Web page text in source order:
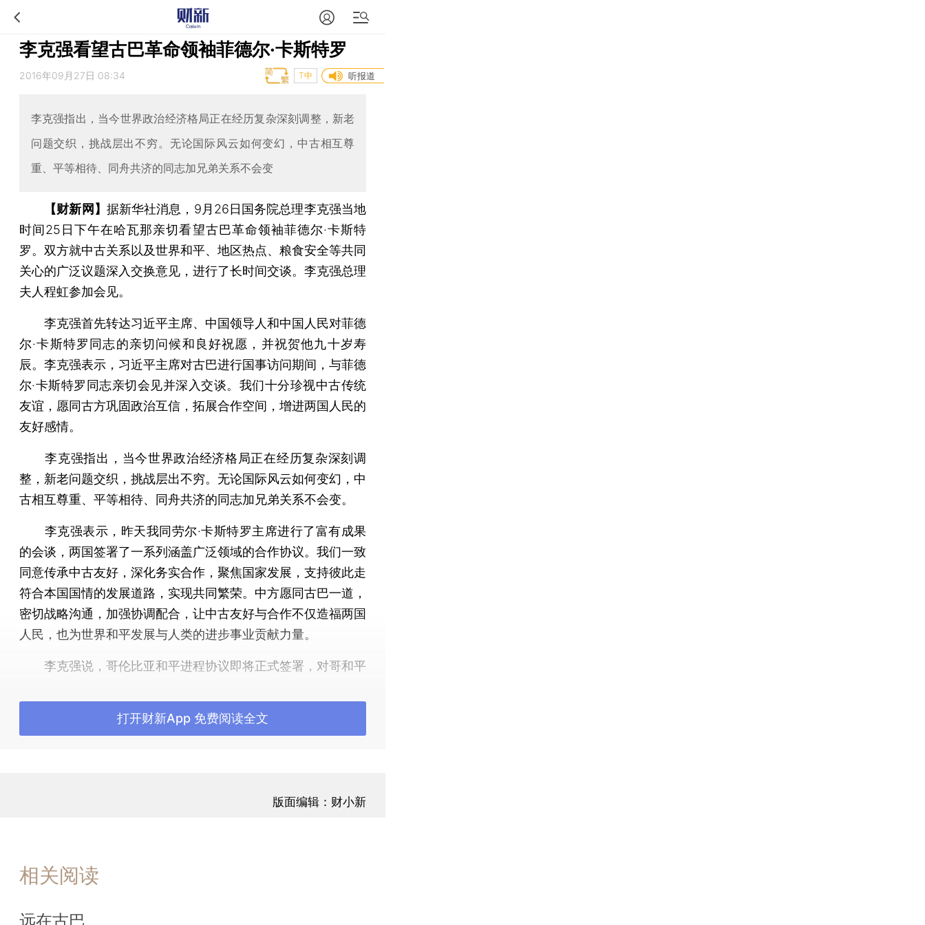
李克强看望古巴革命领袖菲德尔·卡斯特罗
2016年09月27日 08:34 听报道
T中
李克强指出，当今世界政治经济格局正在经历复杂深刻调整，新老
问题交织，挑战层出不穷。无论国际风云如何变幻，中古相互尊
重、平等相待、同舟共济的同志加兄弟关系不会变
【财新网】 据新华社消息，9月26日国务院总理李克强当地
时间25日下午在哈瓦那亲切看望古巴革命领袖菲德尔·卡斯特
罗。双方就中古关系以及世界和平、地区热点、粮食安全等共同
关心的广泛议题深入交换意见，进行了长时间交谈。李克强总理
夫人程虹参加会见。
李克强首先转达习近平主席、中国领导人和中国人民对菲德
尔·卡斯特罗同志的亲切问候和良好祝愿，并祝贺他九十岁寿
辰。李克强表示，习近平主席对古巴进行国事访问期间，与菲德
尔·卡斯特罗同志亲切会见并深入交谈。我们十分珍视中古传统
友谊，愿同古方巩固政治互信，拓展合作空间，增进两国人民的
友好感情。
李克强指出，当今世界政治经济格局正在经历复杂深刻调
整，新老问题交织，挑战层出不穷。无论国际风云如何变幻，中
古相互尊重、平等相待、同舟共济的同志加兄弟关系不会变。
李克强表示，昨天我同劳尔·卡斯特罗主席进行了富有成果
的会谈，两国签署了一系列涵盖广泛领域的合作协议。我们一致
同意传承中古友好，深化务实合作，聚焦国家发展，支持彼此走
符合本国国情的发展道路，实现共同繁荣。中方愿同古巴一道，
密切战略沟通，加强协调配合，让中古友好与合作不仅造福两国
人民，也为世界和平发展与人类的进步事业贡献力量。
李克强说，哥伦比亚和平进程协议即将正式签署，对哥和平
定的强烈积极信号。古巴在有关进程中发挥了关键性作用，劳尔
·卡斯特罗主席亲赴哥伦比亚见证这一历史性时刻，体现了古巴
示，古中拥有深厚友谊。两国建交50多年来，中国发生了翻天
世界和平，加强交流合作。
业非常发达，粮食生产能够满足本国需求，并在越来越多地学习
打开财新App 免费阅读全文
版面编辑：财小新
相关阅读
远在古巴